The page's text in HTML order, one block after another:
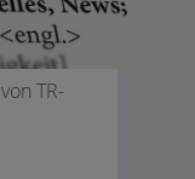
TR-